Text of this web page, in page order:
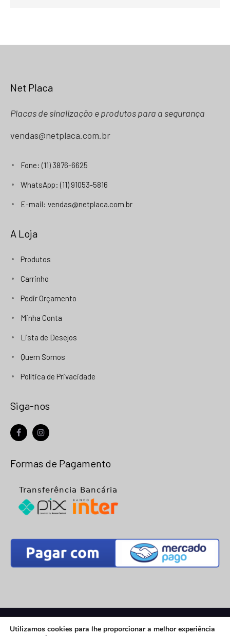
Net Placa
Placas de sinalização e produtos para a segurança
vendas@netplaca.com.br
Fone: (11) 3876-6625
WhatsApp: (11) 91053-5816
E-mail: vendas@netplaca.com.br
A Loja
Produtos
Carrinho
Pedir Orçamento
Minha Conta
Lista de Desejos
Quem Somos
Política de Privacidade
Siga-nos
Formas de Pagamento
© 2026Net Placa - Todos os Direitos Reservados |
Utilizamos cookies para lhe proporcionar a melhor experiência